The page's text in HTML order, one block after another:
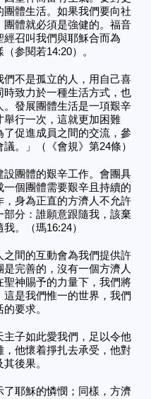
體生活。如果我們要向社
體就必須是強健的。福音
召叫我們與耶穌合而為
参閱若14:20）。
不是孤立的人，用自己喜
致力於一種生活方式，也
發展團體生活是一項艱辛
舉行一次，這就更加困難
了促進成員之間的交流，參
。」（《會規》第24條）
團體的艱辛工作。會團具
個團體需要艱辛且持續的
身為正直的方濟人不允許
分：誰願意跟隨我，該棄
。（瑪16:24）
間的互動會為我們提供許
完善的，沒有一個方濟人
神賜予的力量下，我們將
是我們惟一的世界，我們
要求。
子如此愛我們，足以令他
他懷着掙扎去承受，他對
後果。
耶穌的憐憫；同樣，方濟